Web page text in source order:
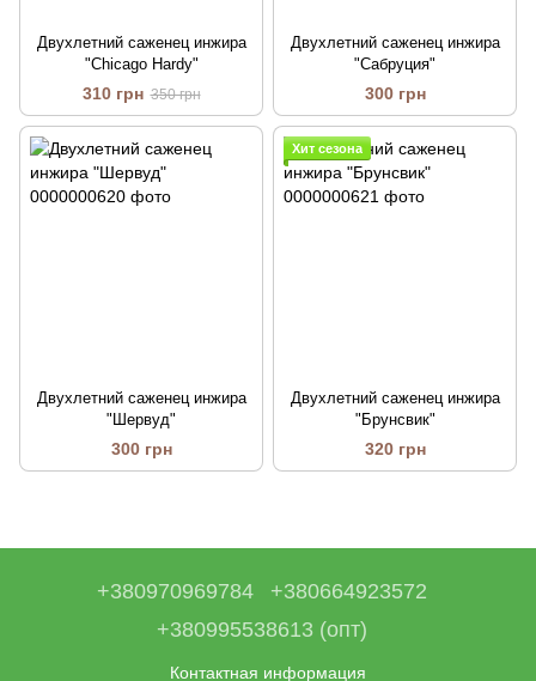
Двухлетний саженец инжира
"Chicago Hardy"
310 грн 350 грн
Двухлетний саженец инжира
"Сабруция"
300 грн
Двухлетний саженец инжира
"Шервуд"
300 грн
Хит сезона
Двухлетний саженец инжира
"Брунсвик"
320 грн
+380970969784
+380664923572
+380995538613 (опт)
Контактная информация